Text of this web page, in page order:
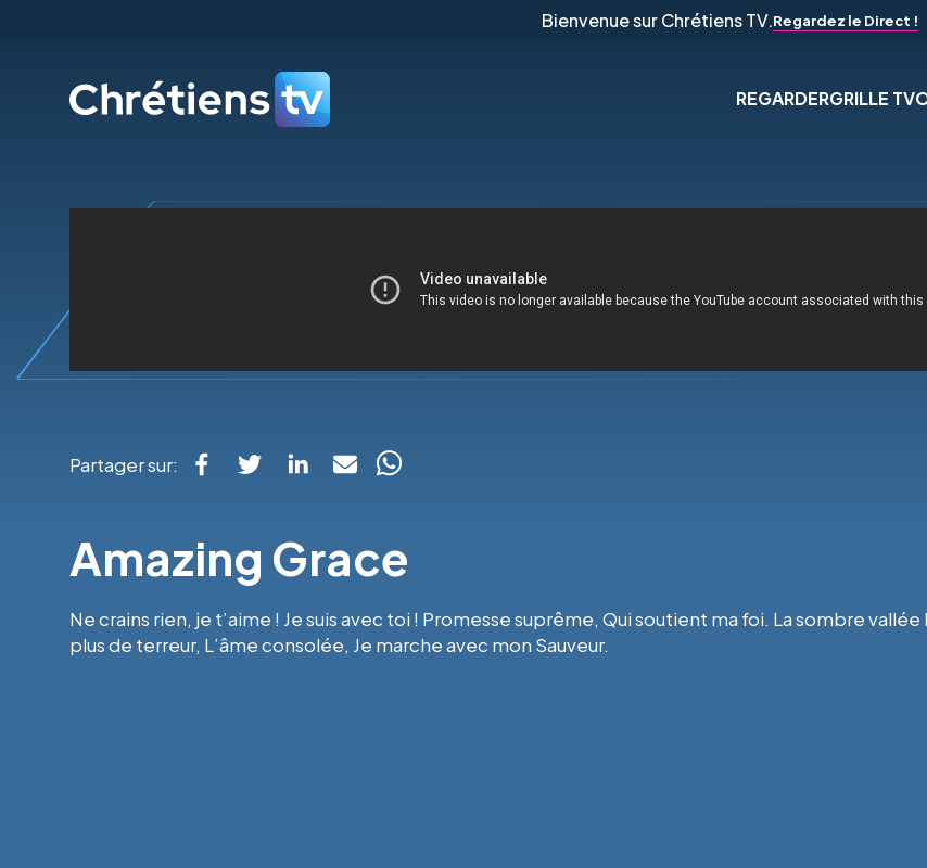
Bienvenue sur Chrétiens TV.Regardez le Direct !
REGARDERGRILLE TV
Partager sur:
Amazing Grace
Ne crains rien, je t’aime ! Je suis avec toi ! Promesse suprême, Qui soutient ma foi. La sombre vallée
plus de terreur, L’âme consolée, Je marche avec mon Sauveur.